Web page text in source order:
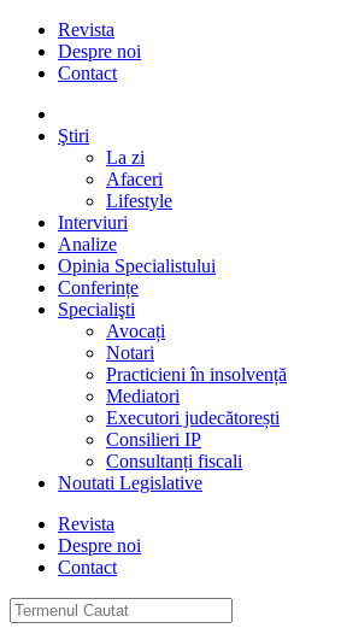
Revista
Despre noi
Contact
Ştiri
La zi
Afaceri
Lifestyle
Interviuri
Analize
Opinia Specialistului
Conferințe
Specialişti
Avocați
Notari
Practicieni în insolvență
Mediatori
Executori judecătorești
Consilieri IP
Consultanți fiscali
Noutati Legislative
Revista
Despre noi
Contact